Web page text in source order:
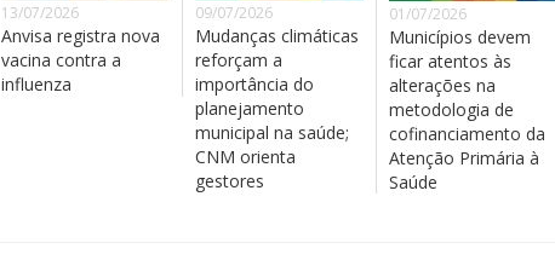
13/07/2026
Anvisa registra nova
vacina contra a
influenza
09/07/2026
Mudanças climáticas
reforçam a
importância do
planejamento
municipal na saúde;
CNM orienta
gestores
01/07/2026
Municípios devem
ficar atentos às
alterações na
metodologia de
cofinanciamento da
Atenção Primária à
Saúde